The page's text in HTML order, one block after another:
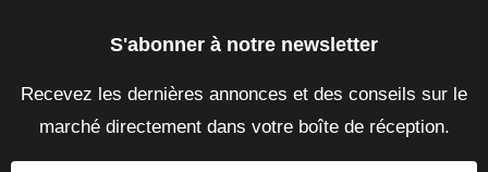
S'abonner à notre newsletter
Recevez les dernières annonces et des conseils sur le
marché directement dans votre boîte de réception.